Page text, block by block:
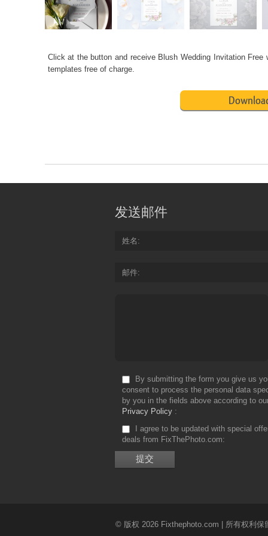
Click at the button and receive Blush Wedding Invitation Free
templates free of charge.
发送邮件
姓名
邮件
By submitting the form you give us
consent to process the personal data
by you in the fields above according to
Privacy Policy
I agree to be updated with special
deals from FixThePhoto.com
© 版权 2026 Fixthephoto.com | 所有权利保